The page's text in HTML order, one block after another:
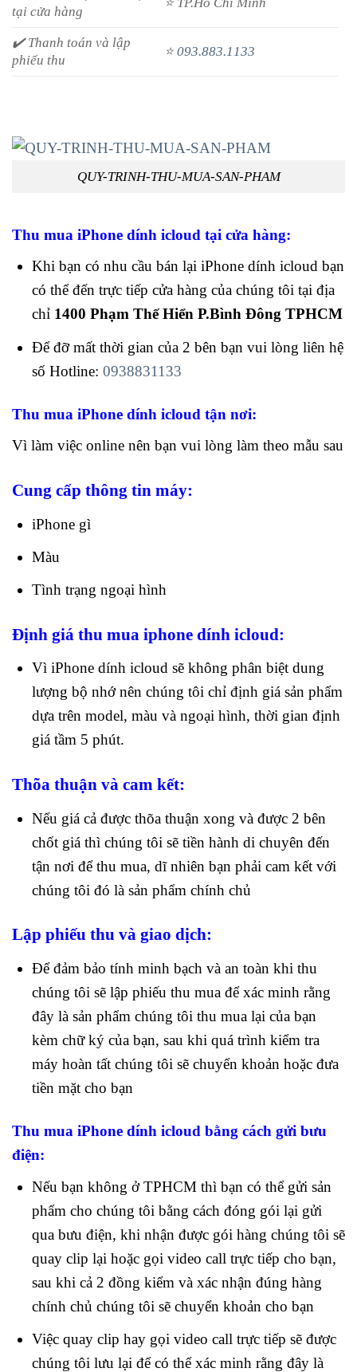
tại cửa hàng
⭐ TP.Hồ Chí Minh
✔️ Thanh toán và lập
phiếu thu
⭐093.883.1133
QUY-TRINH-THU-MUA-SAN-PHAM
Thu mua iPhone dính icloud tại cửa hàng:
Khi bạn có nhu cầu bán lại iPhone dính icloud bạn
có thể đến trực tiếp cửa hàng của chúng tôi tại địa
chỉ 1400 Phạm Thế Hiển P.Bình Đông TPHCM
Để đỡ mất thời gian của 2 bên bạn vui lòng liên hệ
số Hotline: 0938831133
Thu mua iPhone dính icloud tận nơi:
Vì làm việc online nên bạn vui lòng làm theo mẫu sau
Cung cấp thông tin máy:
iPhone gì
Màu
Tình trạng ngoại hình
Định giá thu mua iphone dính icloud:
Vì iPhone dính icloud sẽ không phân biệt dung
lượng bộ nhớ nên chúng tôi chỉ định giá sản phẩm
dựa trên model, màu và ngoại hình, thời gian định
giá tầm 5 phút.
Thõa thuận và cam kết:
Nếu giá cả được thõa thuận xong và được 2 bên
chốt giá thì chúng tôi sẽ tiền hành di chuyên đến
tận nơi để thu mua, dĩ nhiên bạn phải cam kết với
chúng tôi đó là sản phẩm chính chủ
Lập phiếu thu và giao dịch:
Để đảm bảo tính minh bạch và an toàn khi thu
chúng tôi sẽ lập phiếu thu mua để xác minh rằng
đây là sản phẩm chúng tôi thu mua lại của bạn
kèm chữ ký của bạn, sau khi quá trình kiểm tra
máy hoàn tất chúng tôi sẽ chuyển khoản hoặc đưa
tiền mặt cho bạn
Thu mua iPhone dính icloud bằng cách gửi bưu
điện:
Nếu bạn không ở TPHCM thì bạn có thể gửi sản
phẩm cho chúng tôi bằng cách đóng gói lại gửi
qua bưu điện, khi nhận được gói hàng chúng tôi sẽ
quay clip lại hoặc gọi video call trực tiếp cho bạn,
sau khi cả 2 đồng kiểm và xác nhận đúng hàng
chính chủ chúng tôi sẽ chuyển khoản cho bạn
Việc quay clip hay gọi video call trực tiếp sẽ được
chúng tôi lưu lại để có thể xác minh rằng đây là